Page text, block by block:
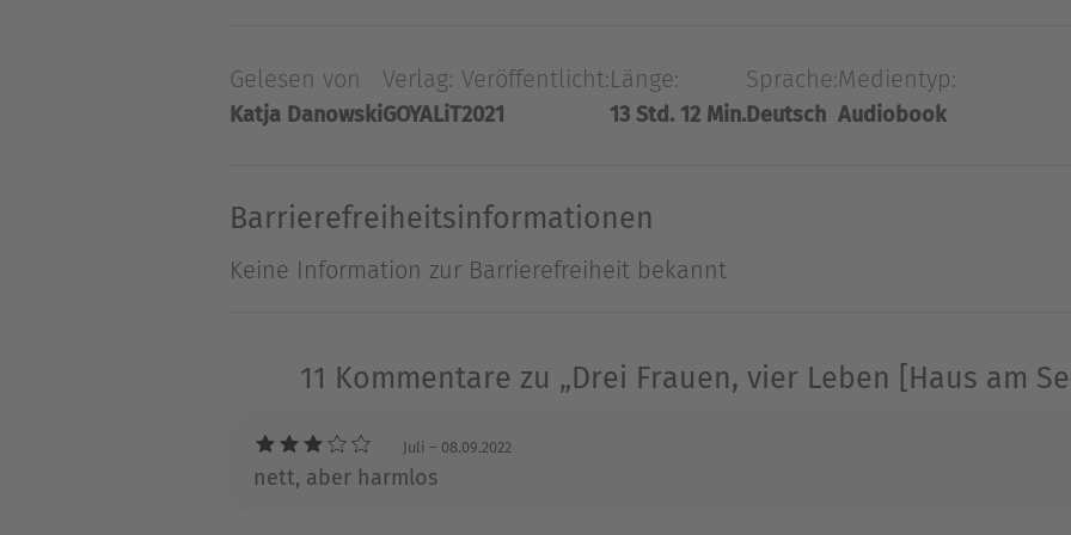
endgültig von ihrem Lebenstraum verabschieden. Doch ihr Treffen im Haus
ihrer aller Leben in gänzlich unerwartete Richtungen lenken. Das
Gelesen von
Katja Danowski
Verlag:
GOYALiT
Veröffentlicht:
2021
Länge:
13 Std. 12 Min.
Sprache:
Deutsch
Medientyp:
Audiobook
Barrierefreiheitsinformationen
Keine Information zur Barrierefreiheit bekannt
11 Kommentare zu „Drei Frauen, vier Leben [Haus am
Juli – 08.09.2022
nett, aber harmlos